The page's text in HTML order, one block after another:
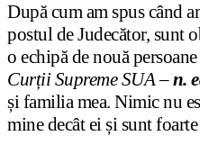
După cum am spus când
postul de Judecător, sunt
o echipă de nouă persoane
Curții Supreme SUA –n.
și familia mea. Nimic nu
mine decât ei și sunt